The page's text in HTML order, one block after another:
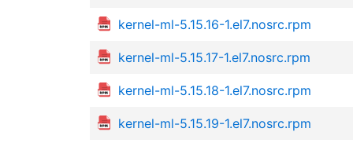
kernel-ml-5.15.16-1.el7.nosrc.rpm
kernel-ml-5.15.17-1.el7.nosrc.rpm
kernel-ml-5.15.18-1.el7.nosrc.rpm
kernel-ml-5.15.19-1.el7.nosrc.rpm